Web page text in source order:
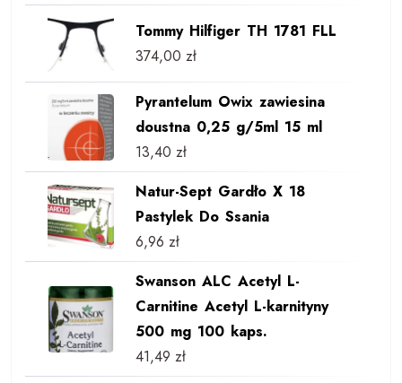
Tommy Hilfiger TH 1781 FLL
374,00 zł
Pyrantelum Owix zawiesina
doustna 0,25 g/5ml 15 ml
13,40 zł
Natur-Sept Gardło X 18
Pastylek Do Ssania
6,96 zł
Swanson ALC Acetyl L-
Carnitine Acetyl L-karnityny
500 mg 100 kaps.
41,49 zł